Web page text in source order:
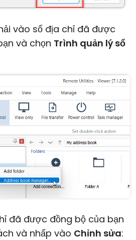
vào sổ địa chỉ đã được
và chọn Trình quản lý sổ
đã được đồng bộ của bạn
và nhấp vào Chỉnh sửa: